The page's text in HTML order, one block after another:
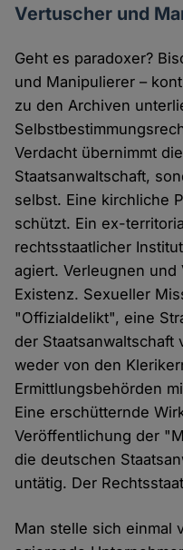
Vertuscher und
Geht es paradoxer?
und Manipulierer –
zu den Archiven
Verdacht übernimmt
Staatsanwaltschaft,
selbst. Eine kirchliche
schützt. Ein ex-
rechtsstaatlicher
agiert. Verleugnen
Existenz. Sexueller
"Offizialdelikt", eine
der
weder von den
Ermittlungsbehörden
Eine erschütternde
Veröffentlichung der
die deutschen
untätig. Der
Man stelle sich einmal